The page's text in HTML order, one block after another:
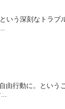
いう深刻なトラブ
由行動に。という